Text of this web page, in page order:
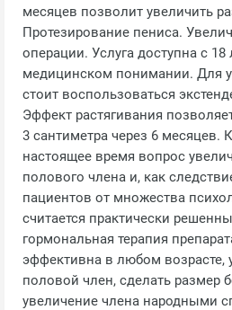
месяцев позволит увеличить
Протезирование пениса.
операции. Услуга доступна с 18
медицинском понимании. Для
стоит воспользоваться
Эффект растягивания
3 сантиметра через 6 месяцев.
настоящее время вопрос
полового члена и, как
пациентов от множества
считается практически
гормональная терапия
эффективна в любом возрасте,
половой член, сделать размер
увеличение члена народными